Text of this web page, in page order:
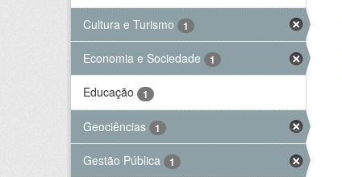
Cultura e Turismo 1
Economia e Sociedade 1
Educação 1
Geociências 1
Gestão Pública 1